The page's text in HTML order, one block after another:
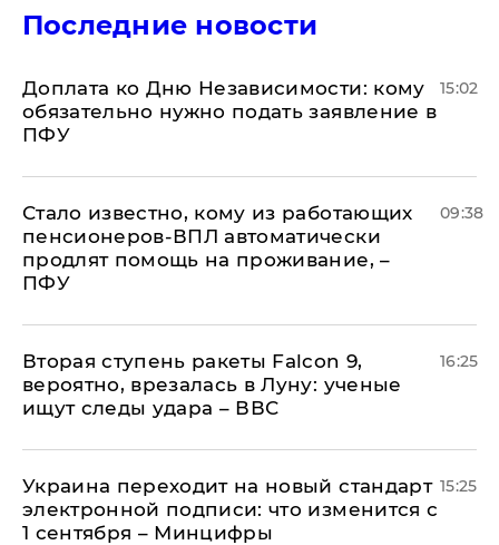
Последние новости
Доплата ко Дню Независимости: кому
обязательно нужно подать заявление в
ПФУ
15:02
Стало известно, кому из работающих
пенсионеров-ВПЛ автоматически
продлят помощь на проживание, –
ПФУ
09:38
Вторая ступень ракеты Falcon 9,
вероятно, врезалась в Луну: ученые
ищут следы удара – ВВС
16:25
Украина переходит на новый стандарт
электронной подписи: что изменится с
1 сентября – Минцифры
15:25